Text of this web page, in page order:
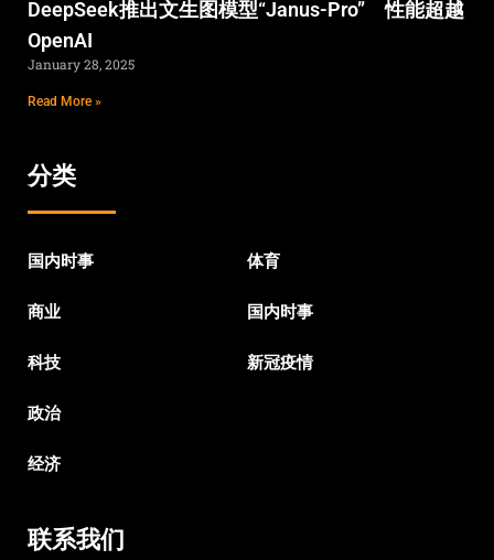
DeepSeek推出文生图模型“Janus-Pro” 性能超越
OpenAI
January 28, 2025
Read More »
分类
国内时事
商业
科技
政治
经济
体育
国内时事
新冠疫情
联系我们